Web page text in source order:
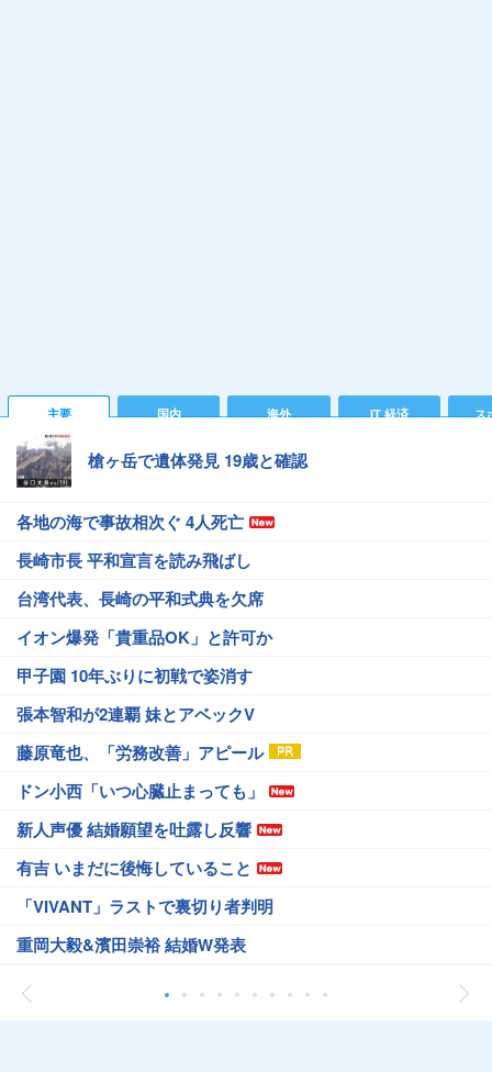
主要 国内 海外 IT 経済 ス
槍ヶ岳で遺体発見 19歳と確認
各地の海で事故相次ぐ 4人死亡
長崎市長 平和宣言を読み飛ばし
台湾代表、長崎の平和式典を欠席
イオン爆発「貴重品OK」と許可か
甲子園 10年ぶりに初戦で姿消す
張本智和が2連覇 妹とアベックV
藤原竜也、「労務改善」アピール
ドン小西「いつ心臓止まっても」
新人声優 結婚願望を吐露し反響
有吉 いまだに後悔していること
「VIVANT」ラストで裏切り者判明
重岡大毅&濱田崇裕 結婚W発表